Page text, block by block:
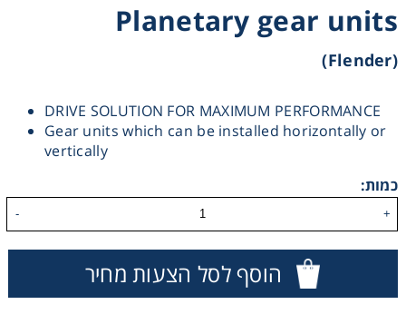
Planetary gear units
(Flender)
DRIVE SOLUTION FOR MAXIMUM PERFORMANCE
Gear units which can be installed horizontally or
vertically
כמות:
+
-
הוסף לסל הצעות מחיר